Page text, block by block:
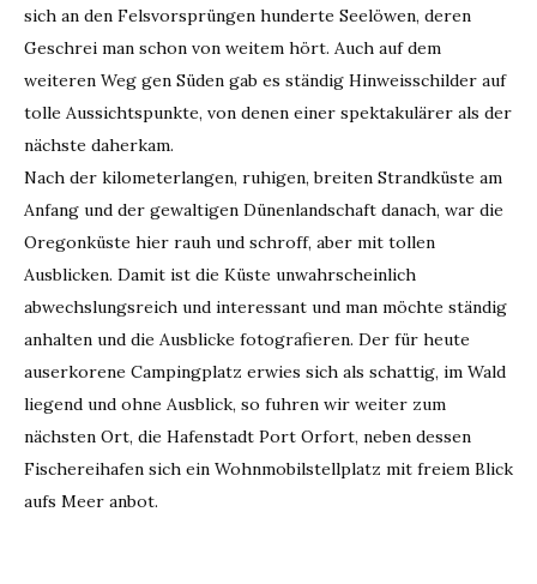
sich an den Felsvorsprüngen hunderte Seelöwen, deren
Geschrei man schon von weitem hört. Auch auf dem
weiteren Weg gen Süden gab es ständig Hinweisschilder auf
tolle Aussichtspunkte, von denen einer spektakulärer als der
nächste daherkam.
Nach der kilometerlangen, ruhigen, breiten Strandküste am
Anfang und der gewaltigen Dünenlandschaft danach, war die
Oregonküste hier rauh und schroff, aber mit tollen
Ausblicken. Damit ist die Küste unwahrscheinlich
abwechslungsreich und interessant und man möchte ständig
anhalten und die Ausblicke fotografieren. Der für heute
auserkorene Campingplatz erwies sich als schattig, im Wald
liegend und ohne Ausblick, so fuhren wir weiter zum
nächsten Ort, die Hafenstadt Port Orfort, neben dessen
Fischereihafen sich ein Wohnmobilstellplatz mit freiem Blick
aufs Meer anbot.